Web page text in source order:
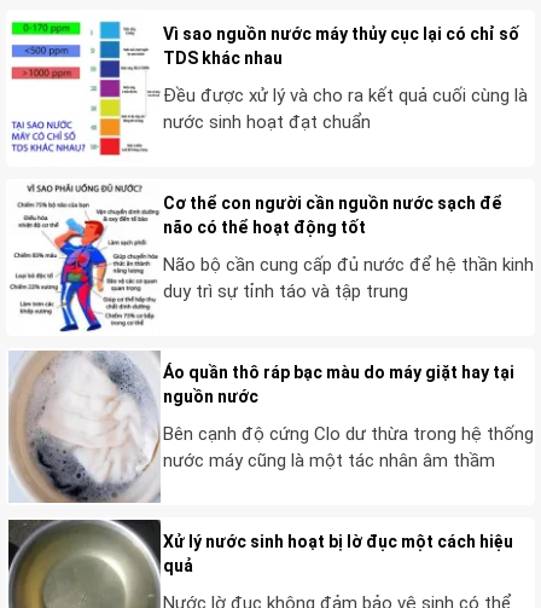
Vì sao nguồn nước máy thủy cục lại có chỉ số
TDS khác nhau
Đều được xử lý và cho ra kết quả cuối cùng là
nước sinh hoạt đạt chuẩn
Cơ thể con người cần nguồn nước sạch để
não có thể hoạt động tốt
Não bộ cần cung cấp đủ nước để hệ thần kinh
duy trì sự tỉnh táo và tập trung
Áo quần thô ráp bạc màu do máy giặt hay tại
nguồn nước
Bên cạnh độ cứng Clo dư thừa trong hệ thống
nước máy cũng là một tác nhân âm thầm
Xử lý nước sinh hoạt bị lờ đục một cách hiệu
quả
Nước lờ đục không đảm bảo vệ sinh có thể